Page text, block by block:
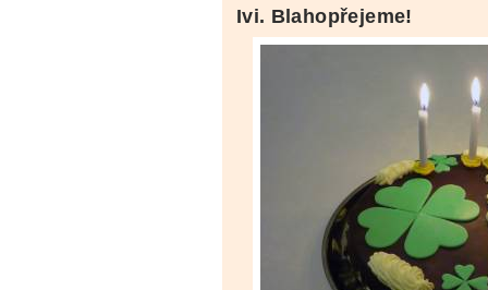
Ivi. Blahopřejeme!